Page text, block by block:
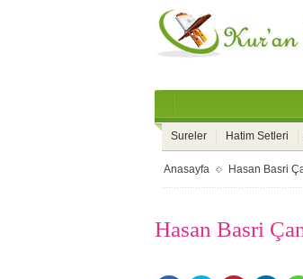
Sureler Hatim Setleri
Anasayfa Hasan Basri
Hasan Basri